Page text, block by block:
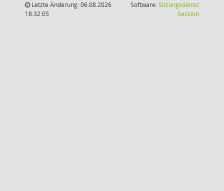
Letzte Änderung: 06.08.2026
18:32:05
Software:Sitzungsdienst
Session(Wird in